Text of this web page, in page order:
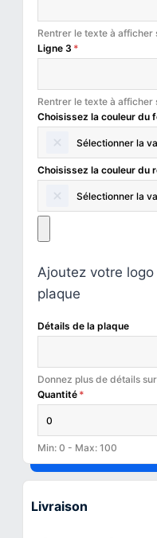
Rentrer le texte à afficher
Ligne 3 *
Rentrer le texte à afficher
Choisissez la couleur du
Sélectionner la
Choisissez la couleur du
Sélectionner la
Ajoutez votre
plaque
Détails de la plaque
Donnez plus de détails
Quantité *
Min: 0 - Max: 100
Livraison